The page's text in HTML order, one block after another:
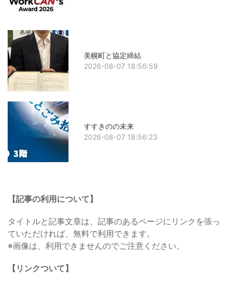
美幌町と協定締結
2026-08-07 18:56:59
すすきのの未来
2026-08-07 18:56:23
【記事の利用について】
タイトルと記事文章は、記事のあるページにリンクを張っ
ていただければ、無料で利用できます。
※画像は、利用できませんのでご注意ください。
【リンクついて】